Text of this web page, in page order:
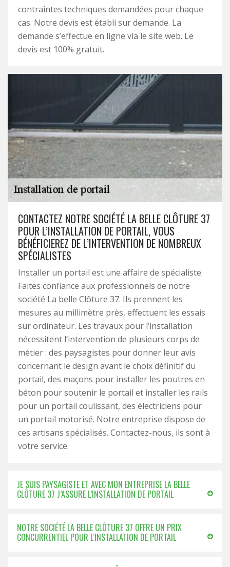
contraintes techniques demandées pour chaque
cas. Notre devis est établi sur demande. La
demande s’effectue en ligne via le site web. Le
devis est 100% gratuit.
CONTACTEZ NOTRE SOCIÉTÉ LA BELLE CLÔTURE 37
POUR L’INSTALLATION DE PORTAIL, VOUS
BÉNÉFICIEREZ DE L’INTERVENTION DE NOMBREUX
SPÉCIALISTES
Installer un portail est une affaire de spécialiste.
Faites confiance aux professionnels de notre
société La belle Clôture 37. Ils prennent les
mesures au millimètre près, effectuent les essais
sur ordinateur. Les travaux pour l’installation
nécessitent l’intervention de plusieurs corps de
métier : des paysagistes pour donner leur avis
concernant le design avant le choix définitif du
portail, des maçons pour installer les poutres en
béton pour soutenir le portail et installer les rails
pour un portail coulissant, des électriciens pour
un portail motorisé. Notre entreprise dispose de
ces artisans spécialisés. Contactez-nous, ils sont à
votre service.
JE SUIS PAYSAGISTE ET AVEC MON ENTREPRISE LA BELLE
CLÔTURE 37 J’ASSURE L’INSTALLATION DE PORTAIL
NOTRE SOCIÉTÉ LA BELLE CLÔTURE 37 OFFRE UN PRIX
CONCURRENTIEL POUR L’INSTALLATION DE PORTAIL